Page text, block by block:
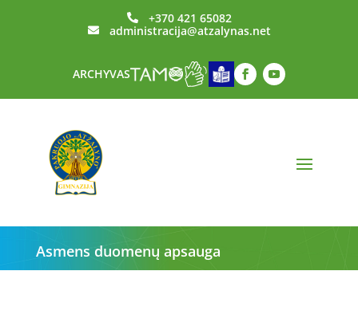
 +370 421 65082
 administracija@atzalynas.net
ARCHYVAS
Asmens duomenų apsauga